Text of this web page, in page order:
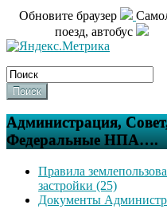
Обновите браузер
поезд, автобус
Поиск
Администрация,
Федеральные НПА….
Правила
застройки (25)
Документы